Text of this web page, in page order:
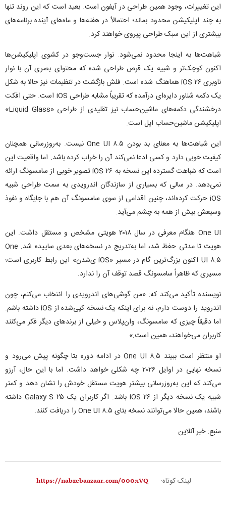
این تغییرات، وجود همین طراحی در آیفون است. بعید است که این روند تنها
به چند اپلیکیشن محدود بماند؛ احتمالاً در هفته‌ها و ماه‌های آینده برنامه‌های
بیشتری از این سبک طراحی پیروی خواهند کرد.
شباهت‌ها به اینجا محدود نمی‌شود. نوار جست‌و‌جو در کشوی اپلیکیشن‌ها
اکنون کوچک‌تر و شبیه یک قرص طراحی شده که محتوای بصری آن با نوار
ناوبری iOS ۲۶ هماهنگ شده است. فلش بازگشت در تنظیمات نیز حالا به شکل
یک دکمه شناور دایره‌ای درآمده که تقریباً مشابه طراحی iOS است. حتی افکت
درخشندگی دکمه‌های ماشین‌حساب نیز تقلیدی از طراحی «Liquid Glass»
اپلیکیشن ماشین‌حساب اپل است.
این شباهت‌ها به معنای بد بودن One UI ۸.۵ نیست. به‌روزرسانی همچنان
کیفیت خوبی دارد و کسی ادعا نمی‌کند آن را خراب کرده باشد. اما واقعیت این
است که شباهت گسترده این نسخه به iOS ۲۶ تصویر خوبی از سامسونگ ارائه
نمی‌دهد. در سالی که بسیاری از سازندگان اندرویدی به سمت طراحی شبیه
iOS حرکت کرده‌اند، چنین اقدامی از سوی سامسونگ آن هم با جایگاه و نفوذ
وسیعش بیش از همه به چشم می‌آید.
One UI هنگام معرفی در سال ۲۰۱۸ هویتی مشخص و مستقل داشت. این
هویت تا مدتی حفظ شد، اما به‌تدریج در نسخه‌های بعدی ساییده شد. One
UI ۸.۵ اکنون بزرگ‌ترین گام در مسیر «iOS ی‌شدن» این رابط کاربری است؛
مسیری که ظاهراً سامسونگ قصد توقف آن را ندارد.
نویسنده تأکید می‌کند که: «من گوشی‌های اندرویدی را انتخاب می‌کنم، چون
اندروید را دوست دارم، نه برای اینکه یک نسخه کپی‌شده از iOS داشته باشم.
اما دقیقاً چیزی که سامسونگ، وان‌پلاس و خیلی از برند‌های دیگر فکر می‌کنند
کاربران می‌خواهند، همین است.»
او منتظر است ببیند One UI ۸.۵ در ادامه دوره بتا چگونه پیش می‌رود و
نسخه نهایی در اوایل ۲۰۲۶ چه شکلی خواهد داشت. اما با این حال، آرزو
می‌کند که این به‌روزرسانی بیشتر هویت مستقل خودش را نشان دهد و کمتر
شبیه یک نسخه دیگر از iOS ۲۶ باشد. اگر کاربران یک Galaxy S ۲۵ داشته
باشند، همین حالا می‌توانند نسخه بتای One UI ۸.۵ را دریافت کنند.
منبع: خبر آنلاین
لینک کوتاه: